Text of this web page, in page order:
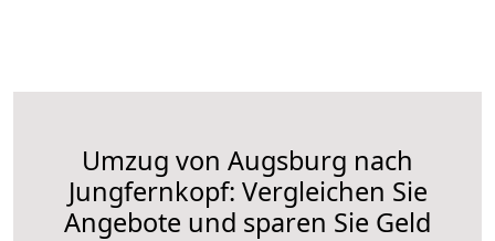
Umzug von Augsburg nach
Jungfernkopf: Vergleichen Sie
Angebote und sparen Sie Geld